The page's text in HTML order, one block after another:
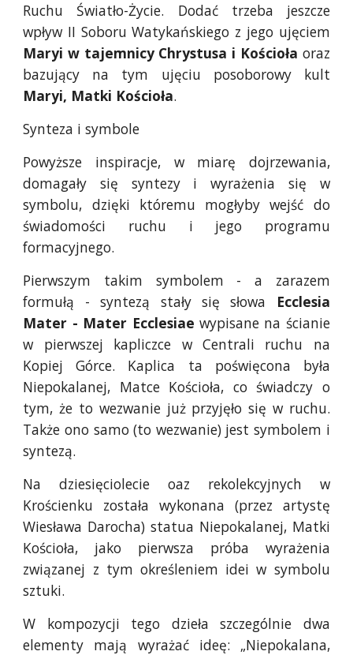
Ruchu Światło-Życie. Dodać trzeba jeszcze
wpływ II Soboru Watykańskiego z jego ujęciem
Maryi w tajemnicy Chrystusa i Kościoła oraz
bazujący na tym ujęciu posoborowy kult
Maryi, Matki Kościoła.
Synteza i symbole
Powyższe inspiracje, w miarę dojrzewania,
domagały się syntezy i wyrażenia się w
symbolu, dzięki któremu mogłyby wejść do
świadomości ruchu i jego programu
formacyjnego.
Pierwszym takim symbolem - a zarazem
formułą - syntezą stały się słowa
Ecclesia
Mater - Mater Ecclesiae wypisane na ścianie
w pierwszej kapliczce w Centrali ruchu na
Kopiej Górce. Kaplica ta poświęcona była
Niepokalanej, Matce Kościoła, co świadczy o
tym, że to wezwanie już przyjęło się w ruchu.
Także ono samo (to wezwanie) jest symbolem i
syntezą.
Na dziesięciolecie oaz rekolekcyjnych w
Krościenku została wykonana (przez artystę
Wiesława Darocha) statua Niepokalanej, Matki
Kościoła, jako pierwsza próba wyrażenia
związanej z tym określeniem idei w symbolu
sztuki.
W kompozycji tego dzieła szczególnie dwa
elementy mają wyrażać ideę: „Niepokalana,